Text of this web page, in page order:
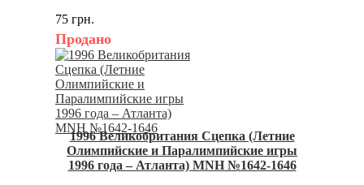
75 грн.
Продано
1996 Великобритания Сцепка (Летние
Олимпийские и Паралимпийские игры
1996 года – Атланта) MNH №1642-1646